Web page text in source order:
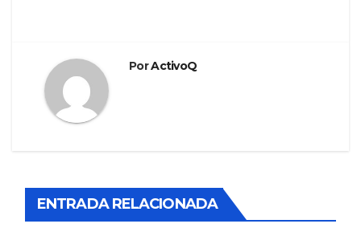
PorActivoQ
ENTRADA RELACIONADA